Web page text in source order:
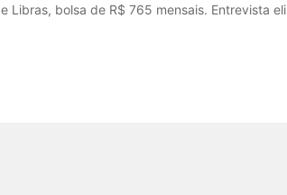
Libras, bolsa de R$ 765 mensais. Entrevista